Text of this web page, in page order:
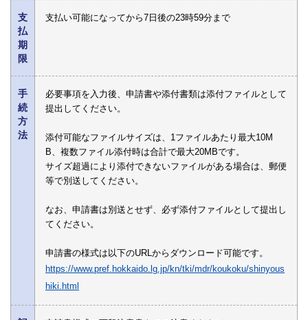
支
払
期
限
支払い可能になってから7日後の23時59分まで
手
続
方
法
必要事項を入力後、申請書や添付書類は添付ファイルとして
提出してください。
添付可能なファイルサイズは、1ファイルあたり最大10M
B、複数ファイル添付時は合計で最大20MBです。
サイズ超過により添付できないファイルがある場合は、郵便
等で別送してください。
なお、申請書は別送とせず、必ず添付ファイルとして提出し
てください。
申請書の様式は以下のURLからダウンロード可能です。
https://www.pref.hokkaido.lg.jp/kn/tki/mdr/koukoku/shinyous
hiki.html